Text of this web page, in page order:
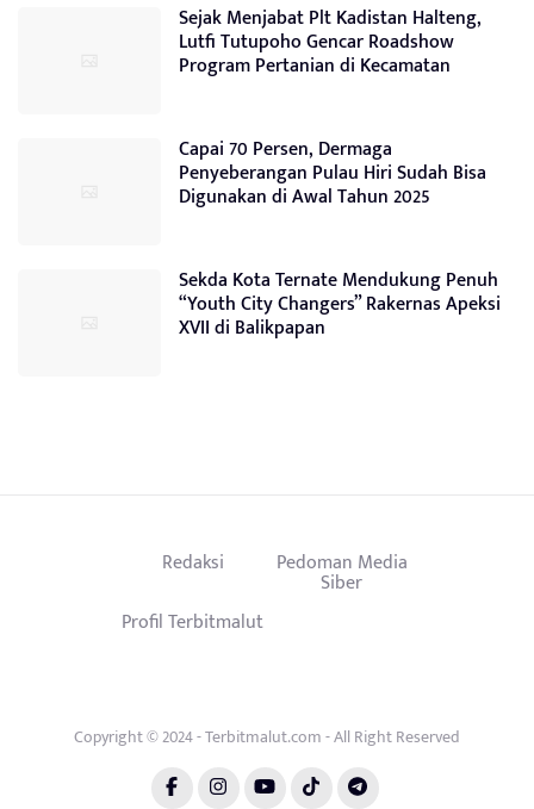
Sejak Menjabat Plt Kadistan Halteng,
Lutfi Tutupoho Gencar Roadshow
Program Pertanian di Kecamatan
Capai 70 Persen, Dermaga
Penyeberangan Pulau Hiri Sudah Bisa
Digunakan di Awal Tahun 2025
Sekda Kota Ternate Mendukung Penuh
“Youth City Changers” Rakernas Apeksi
XVII di Balikpapan
Redaksi Pedoman Media
Siber
Profil Terbitmalut
Copyright © 2024 - Terbitmalut.com - All Right Reserved